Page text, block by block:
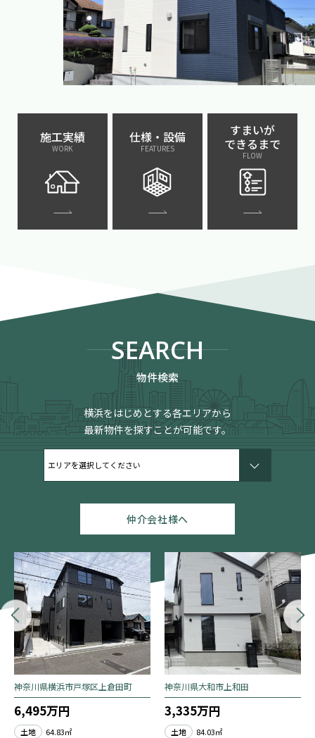
施工実績
WORK
仕様・設備
FEATURES
すまいが
できるまで
FLOW
SEARCH
物件検索
横浜をはじめとする各エリアから
最新物件を探すことが可能です。
仲介会社様へ
神奈川県横浜市戸塚区上倉田町
6,495万円
土地
64.83㎡
神奈川県大和市上和田
3,335万円
土地
84.03㎡